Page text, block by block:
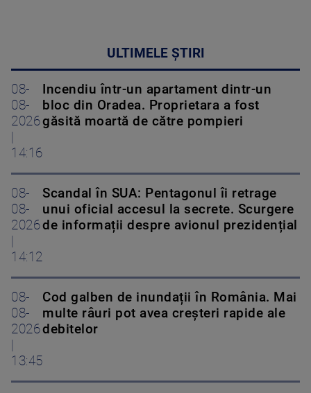
ULTIMELE ȘTIRI
08-
08-
2026
14:16
Incendiu într-un apartament dintr-un
bloc din Oradea. Proprietara a fost
găsită moartă de către pompieri
08-
08-
2026
14:12
Scandal în SUA: Pentagonul îi retrage
unui oficial accesul la secrete. Scurgere
de informații despre avionul prezidențial
08-
08-
2026
13:45
Cod galben de inundații în România. Mai
multe râuri pot avea creșteri rapide ale
debitelor